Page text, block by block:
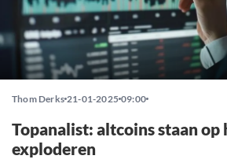
Thom Derks 21-01-2025 09:00
Topanalist: altcoins staan op
exploderen